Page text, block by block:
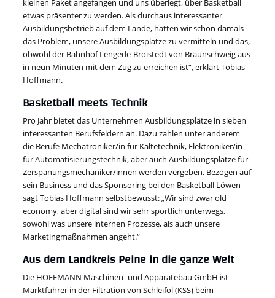
kleinen Paket angefangen und uns überlegt, über Basketball
etwas präsenter zu werden. Als durchaus interessanter
Ausbildungsbetrieb auf dem Lande, hatten wir schon damals
das Problem, unsere Ausbildungsplätze zu vermitteln und das,
obwohl der Bahnhof Lengede-Broistedt von Braunschweig aus
in neun Minuten mit dem Zug zu erreichen ist“, erklärt Tobias
Hoffmann.
Basketball meets Technik
Pro Jahr bietet das Unternehmen Ausbildungsplätze in sieben
interessanten Berufsfeldern an. Dazu zählen unter anderem
die Berufe Mechatroniker/in für Kältetechnik, Elektroniker/in
für Automatisierungstechnik, aber auch Ausbildungsplätze für
Zerspanungsmechaniker/innen werden vergeben. Bezogen auf
sein Business und das Sponsoring bei den Basketball Löwen
sagt Tobias Hoffmann selbstbewusst: „Wir sind zwar old
economy, aber digital sind wir sehr sportlich unterwegs,
sowohl was unsere internen Prozesse, als auch unsere
Marketingmaßnahmen angeht.“
Aus dem Landkreis Peine in die ganze Welt
Die HOFFMANN Maschinen- und Apparatebau GmbH ist
Marktführer in der Filtration von Schleiföl (KSS) beim